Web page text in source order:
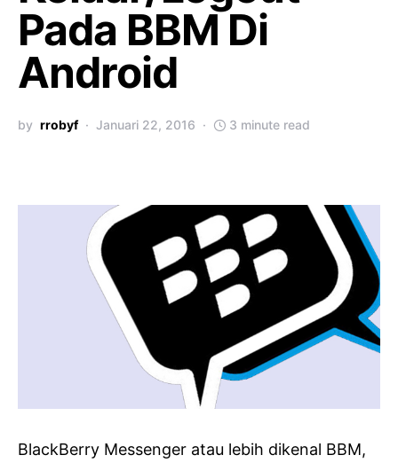
Pada BBM Di
Android
by rrobyf Januari 22, 2016 3 minute read
BlackBerry Messenger atau lebih dikenal BBM,